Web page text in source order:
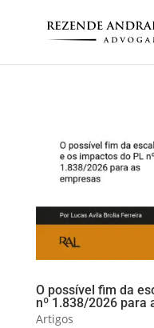
O possível fim da
nº 1.838/2026 para
Artigos